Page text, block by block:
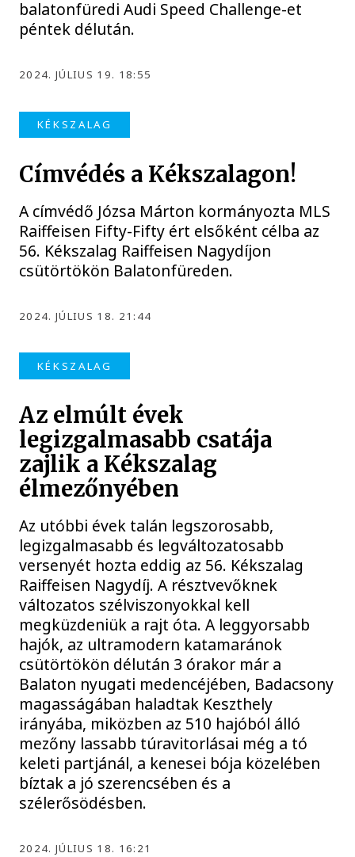
balatonfüredi Audi Speed Challenge-et
péntek délután.
2024. JÚLIUS 19. 18:55
KÉKSZALAG
Címvédés a Kékszalagon!
A címvédő Józsa Márton kormányozta MLS
Raiffeisen Fifty-Fifty ért elsőként célba az
56. Kékszalag Raiffeisen Nagydíjon
csütörtökön Balatonfüreden.
2024. JÚLIUS 18. 21:44
KÉKSZALAG
Az elmúlt évek
legizgalmasabb csatája
zajlik a Kékszalag
élmezőnyében
Az utóbbi évek talán legszorosabb,
legizgalmasabb és legváltozatosabb
versenyét hozta eddig az 56. Kékszalag
Raiffeisen Nagydíj. A résztvevőknek
változatos szélviszonyokkal kell
megküzdeniük a rajt óta. A leggyorsabb
hajók, az ultramodern katamaránok
csütörtökön délután 3 órakor már a
Balaton nyugati medencéjében, Badacsony
magasságában haladtak Keszthely
irányába, miközben az 510 hajóból álló
mezőny lassabb túravitorlásai még a tó
keleti partjánál, a kenesei bója közelében
bíztak a jó szerencsében és a
szélerősödésben.
2024. JÚLIUS 18. 16:21